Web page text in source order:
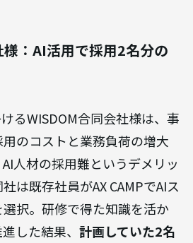
：AI活用で採用2名分の
るWISDOM合同会社様は、事
のコストと業務負荷の増大
人材の採用難というデメリッ
は既存社員がAX CAMPでAIス
択。研修で得た知識を活か
した結果、 計画していた2名